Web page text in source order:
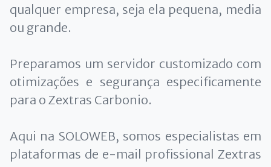
qualquer empresa, seja ela pequena, media
ou grande.
Preparamos um servidor customizado com
otimizações e segurança especificamente
para o Zextras Carbonio.
Aqui na SOLOWEB, somos especialistas em
plataformas de e-mail profissional Zextras